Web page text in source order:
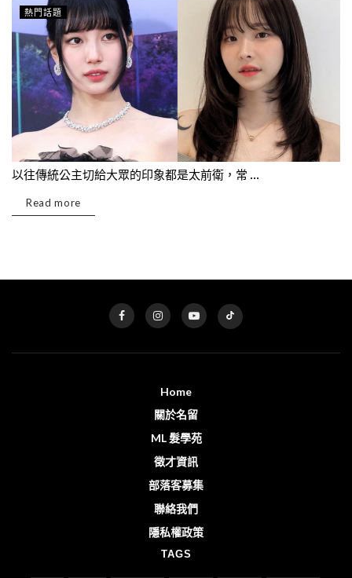
熱門話題
以往傳統公主切給大眾的印象都是太前衛，常 ...
Read more
Home
關於名留
ML 髮學苑
徵才資訊
部落客募集
聯絡我們
隱私權政策
TAGS